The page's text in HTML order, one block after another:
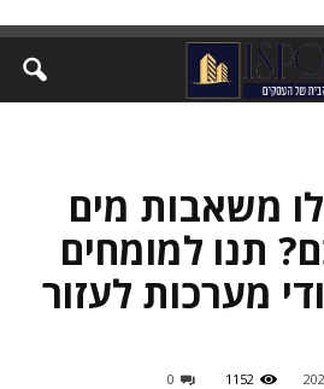
משאבות מים
תנו למומחים
מערכות לעזור
1152
0